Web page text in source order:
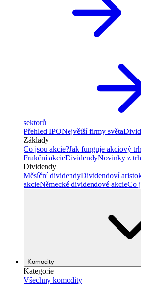
sektorů
Přehled IPONejvětší firmy světa
Základy
Co jsou akcie?Jak funguje akciový
Frakční akcieDividendyNovinky z
Dividendy
Měsíční dividendyDividendoví
akcieNěmecké dividendové akcieCo
Komodity
Kategorie
Všechny komodity